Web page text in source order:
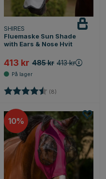
SHIRES
Fluemaske Sun Shade
with Ears & Nose Hvit
413 kr 485 kr 413 kr
Karakter: (8)
10%